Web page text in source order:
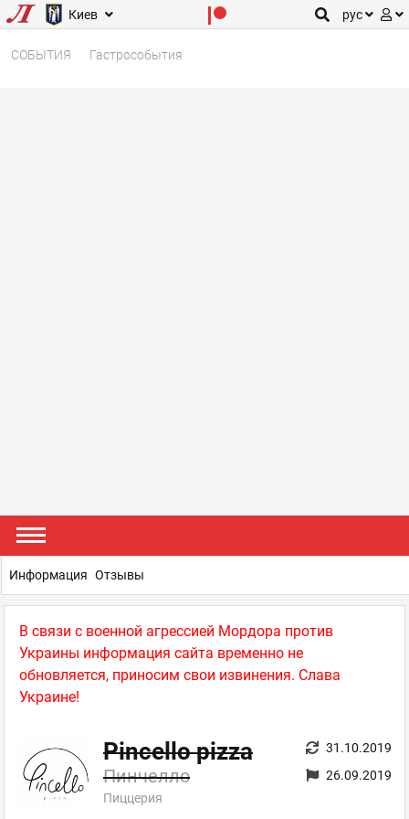
Киев рус
СОБЫТИЯ Гастрособытия
В связи с военной агрессией Мордора против
Украины информация сайта временно не
обновляется, приносим свои извинения. Слава
Украине!
Pincello pizza
Пинчелло
Пиццерия
31.10.2019
26.09.2019
Информация Отзывы